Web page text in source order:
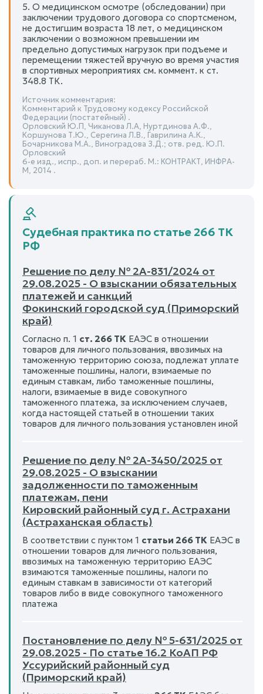
5. О медицинском осмотре (обследовании) при
заключении трудового договора со спортсменом,
не достигшим возраста 18 лет, о медицинском
заключении о возможном превышении им
предельно допустимых нагрузок при подъеме и
перемещении тяжестей вручную во время участия
в спортивных мероприятиях см. коммент. к ст.
348.8 ТК.
Источник комментария:
Комментарий к Трудовому кодексу Российской
Федерации (постатейный) .
Орловский Ю.П, Чиканова Л.А, Нуртдинова А.Ф.,
Коршунова Т.Ю., Серегина Л.В., Гаврилина А.К.,
Бочарникова М.А., Виноградова З.Д.; отв. ред. Ю.П.
Орловский
6-е изд., испр., доп. и перераб. М.: КОНТРАКТ, ИНФРА-
М, 2014 .
Судебная практика по статье 266 ТК
РФ
Решение по делу № 2А-831/2024 от
29.08.2025 - О взыскании обязательных
платежей и санкций
Фокинский городской суд (Приморский
край)
Согласно п. 1 ст. 266 ТК ЕАЭС в отношении
товаров для личного пользования, ввозимых на
таможенную территорию союза, подлежат уплате
таможенные пошлины, налоги, взимаемые по
единым ставкам, либо таможенные пошлины,
налоги, взимаемые в виде совокупного
таможенного платежа, за исключением случаев,
когда настоящей статьей в отношении таких
товаров для личного пользования установлен иной
Решение по делу № 2А-3450/2025 от
29.08.2025 - О взыскании
задолженности по таможенным
платежам, пени
Кировский районный суд г. Астрахани
(Астраханская область)
В соответствии с пунктом 1 статьи 266 ТК ЕАЭС в
отношении товаров для личного пользования,
ввозимых на таможенную территорию ЕАЭС
взимаются таможенные пошлины, налоги по
единым ставкам в зависимости от категорий
товаров либо в виде совокупного таможенного
платежа
Постановление по делу № 5-631/2025 от
29.08.2025 - По статье 16.2 КоАП РФ
Уссурийский районный суд
(Приморский край)